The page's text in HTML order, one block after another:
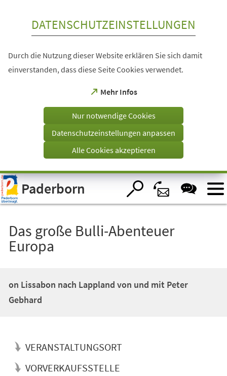
Visuelle
Assistenzsoftware
öffnen.
DATENSCHUTZEINSTELLUNGEN
Durch die Nutzung dieser Website erklären Sie sich damit
einverstanden, dass diese Seite Cookies verwendet.
Mehr Infos
(Öffnet
einem
Tab)
Nur notwendige Cookies
Datenschutzeinstellungen anpassen
Alle Cookies akzeptieren
Paderborn
Das große Bulli-Abenteuer
Europa
on Lissabon nach Lappland von und mit Peter
Gebhard
VERANSTALTUNGSORT
VORVERKAUFSSTELLE